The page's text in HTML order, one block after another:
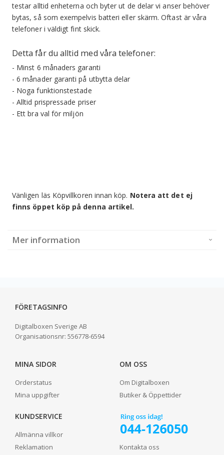
testar alltid enheterna och byter ut de delar vi anser behöver
bytas, så som exempelvis batteri eller skärm. Oftast är våra
telefoner i väldigt fint skick.
Detta får du alltid med våra telefoner:
- Minst 6 månaders garanti
- 6 månader garanti på utbytta delar
- Noga funktionstestade
- Alltid prispressade priser
- Ett bra val för miljön
Vänligen läs Köpvillkoren innan köp. Notera att det ej
finns öppet köp på denna artikel.
Mer information
FÖRETAGSINFO
Digitalboxen Sverige AB
Organisationsnr: 556778-6594
MINA SIDOR
Orderstatus
Mina uppgifter
OM OSS
Om Digitalboxen
Butiker & Öppettider
KUNDSERVICE
Allmänna villkor
Reklamation
Kontakta oss